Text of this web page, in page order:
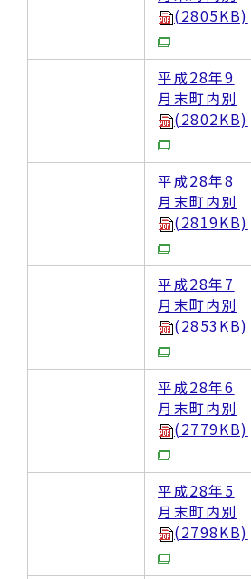
(2805KB)
平成28年9
月末町内別
(2802KB)
平成28年8
月末町内別
(2819KB)
平成28年7
月末町内別
(2853KB)
平成28年6
月末町内別
(2779KB)
平成28年5
月末町内別
(2798KB)